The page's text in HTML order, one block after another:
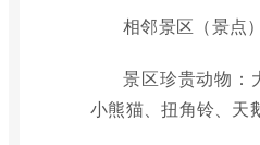
相邻景区（景点
景区珍贵动物：
小熊猫、扭角铃、天